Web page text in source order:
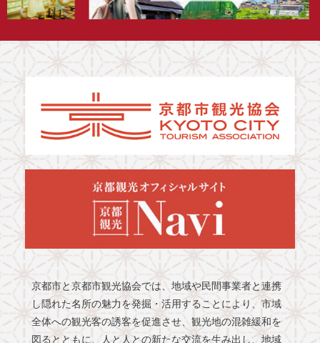
京都市と京都市観光協会では、地域や民間事業者と連携
し隠れた名所の魅力を発掘・活用することにより、市域
全体への観光客の誘客を促進させ、観光地の混雑緩和を
図るとともに、人と人との新たな交流を生み出し、地域